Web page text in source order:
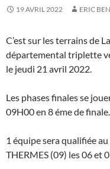
19 AVRIL 2022 ERIC
C’est sur les terrains de
départemental triplette
le jeudi 21 avril 2022.
Les phases finales se
09H00 en 8 éme de finale.
1 équipe sera qualifiée
THERMES (09) les 06 et